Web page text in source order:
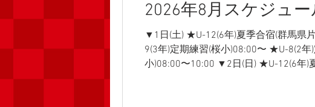
2026年8月スケジュー
▼1日(土) ★U-12(6年)夏季合宿(群馬県
9(3年)定期練習(桜小)08:00〜 ★U-8(2
小)08:00〜10:00 ▼2日(日) ★U-12(6年)